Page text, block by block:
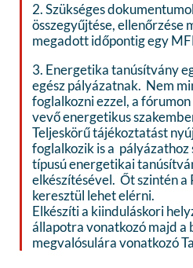
2. Szükséges
összegyűjtése, ellenőrzése
megadott időpontig egy
3. Energetika tanúsítvány
egész pályázatnak. Nem
foglalkozni ezzel, a
vevő energetikus
Teljeskörű tájékoztatást
foglalkozik is a pályázathoz
típusú energetikai
elkészítésével. Őt szintén a
keresztül lehet elérni.
Elkészíti a kiinduláskori
állapotra vonatkozó majd a
megvalósulára vonatkozó